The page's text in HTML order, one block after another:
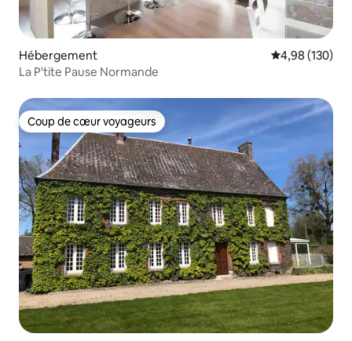
Hébergement Évaluation
4,98 (130)
La P'tite Pause Normande
Coup de cœur voyageurs
Coup de cœur voyageurs